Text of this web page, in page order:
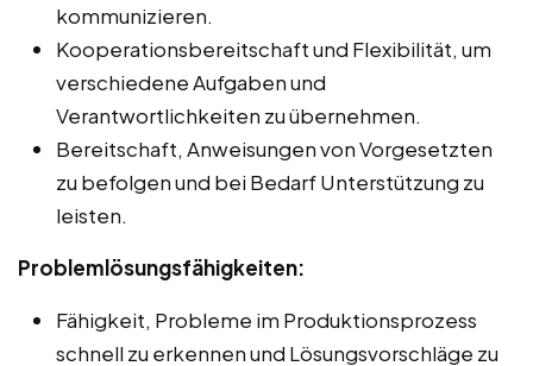
kommunizieren.
Kooperationsbereitschaft und Flexibilität, um
verschiedene Aufgaben und
Verantwortlichkeiten zu übernehmen.
Bereitschaft, Anweisungen von Vorgesetzten
zu befolgen und bei Bedarf Unterstützung zu
leisten.
Problemlösungsfähigkeiten:
Fähigkeit, Probleme im Produktionsprozess
schnell zu erkennen und Lösungsvorschläge zu